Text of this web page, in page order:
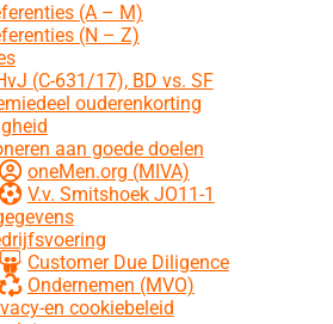
(A – M)
(N – Z)
(C-631/17), BD vs. SF
ouderenkorting
aan goede doelen
oneMen.org (MIVA)
V.v. Smitshoek JO11-1
Customer Due Diligence
Ondernemen (MVO)
en cookiebeleid